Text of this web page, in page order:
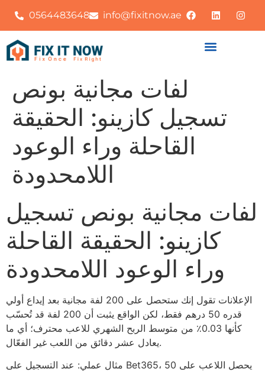
0564483648 info@fixitnow.ae
لفات مجانية بونص
تسجيل كازينو: الحقيقة
القاحلة وراء الوعود
اللامحدودة
لفات مجانية بونص تسجيل
كازينو: الحقيقة القاحلة
وراء الوعود اللامحدودة
الإعلانات تقول إنك ستحصل على 200 لفة مجانية بعد إيداع أولي
قدره 50 درهم فقط، لكن الواقع يثبت أن 200 لفة قد تُحسّب
كأنها 0.03٪ من متوسط الربح الشهري للاعب محترف؛ أي ما
يعادل عشر دقائق من اللعب غير الفعّال.
مثال عملي: عند التسجيل على Bet365، يحصل اللاعب على 50